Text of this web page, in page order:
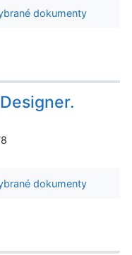
dokumenty
dokumenty